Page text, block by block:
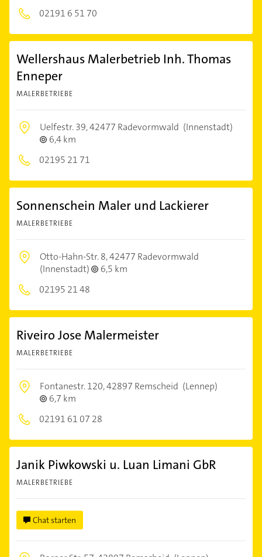
02191 6 51 70
Wellershaus Malerbetrieb Inh. Thomas
Enneper
MALERBETRIEBE
Uelfestr. 39,42477 Radevormwald (Innenstadt)
6,4 km
02195 21 71
Sonnenschein Maler und Lackierer
MALERBETRIEBE
Otto-Hahn-Str. 8,42477 Radevormwald
(Innenstadt)
6,5 km
02195 21 48
Riveiro Jose Malermeister
MALERBETRIEBE
Fontanestr. 120,42897 Remscheid (Lennep)
6,7 km
02191 61 07 28
Janik Piwkowski u. Luan Limani GbR
MALERBETRIEBE
Chat starten